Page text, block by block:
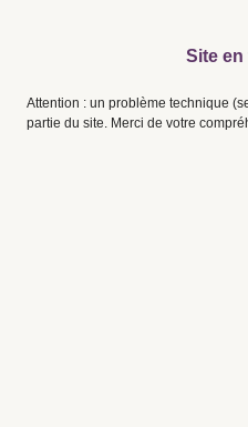
Site
Attention : un problème technique
partie du site. Merci de votre